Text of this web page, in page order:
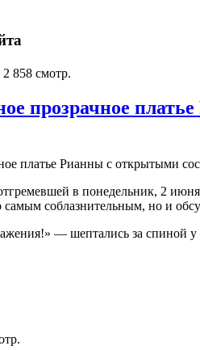
2 858 смотр.
прозрачное
в понедельник, 2
самым соблазнительным, но и
— шептались за спиной